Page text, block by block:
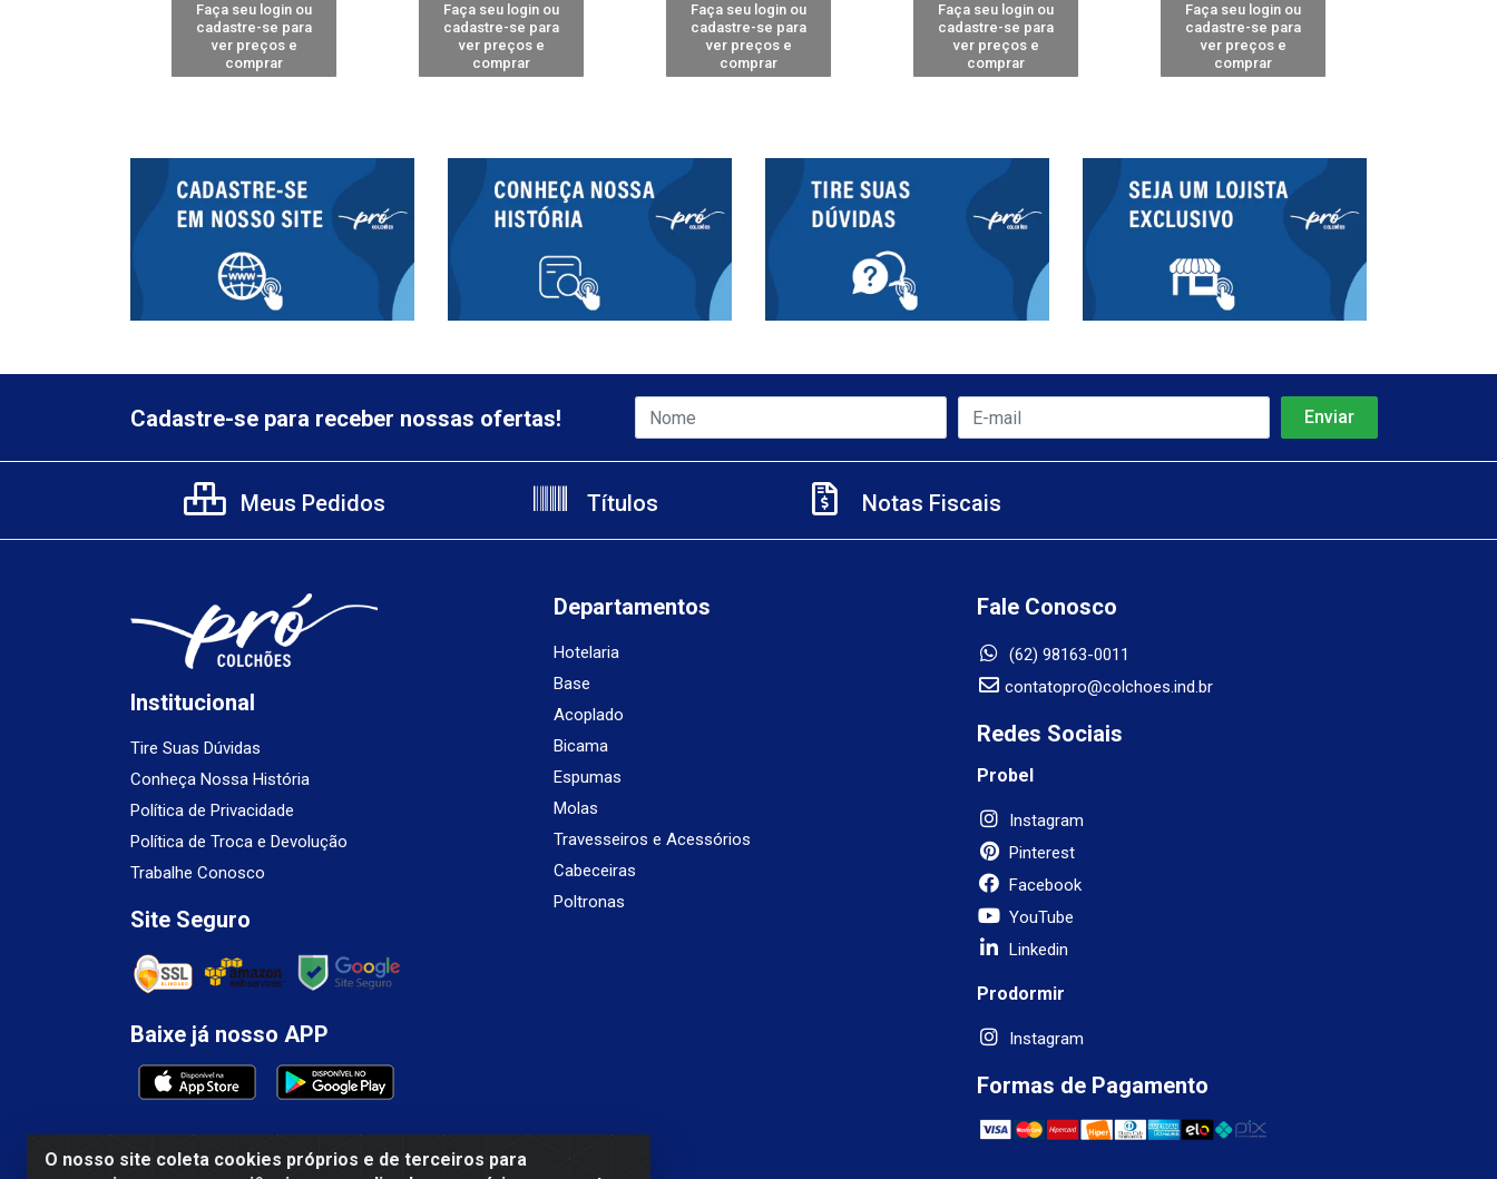
Faça seu login ou
cadastre-se para
ver preços e
comprar
Faça seu login ou
cadastre-se para
ver preços e
comprar
Faça seu login ou
cadastre-se para
ver preços e
comprar
Faça seu login ou
cadastre-se para
ver preços e
comprar
Faça seu login ou
cadastre-se para
ver preços e
comprar
O nosso site coleta cookies próprios e de terceiros para
Cadastre-se para receber nossas ofertas!
Meus Pedidos Títulos Notas Fiscais
Institucional
Tire Suas Dúvidas
Conheça Nossa História
Política de Privacidade
Política de Troca e Devolução
Trabalhe Conosco
Site Seguro
Baixe já nosso APP
Departamentos
Hotelaria
Base
Acoplado
Bicama
Espumas
Molas
Travesseiros e Acessórios
Cabeceiras
Poltronas
Fale Conosco
(62) 98163-0011
contatopro@colchoes.ind.br
Redes Sociais
Probel
Instagram
Pinterest
Facebook
YouTube
Linkedin
Prodormir
Instagram
Formas de Pagamento